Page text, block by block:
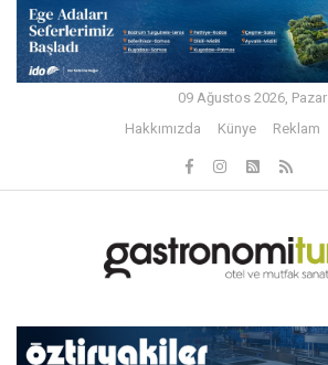
09 Ağustos 2026, Pazar
Hakkımızda
Künye Reklam